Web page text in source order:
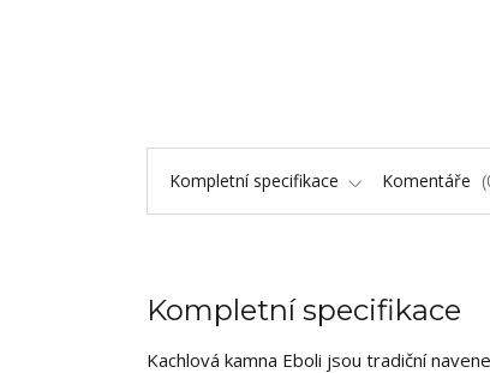
Kompletní specifikace Komentáře
Kompletní specifikace
Kachlová kamna Eboli jsou tradiční